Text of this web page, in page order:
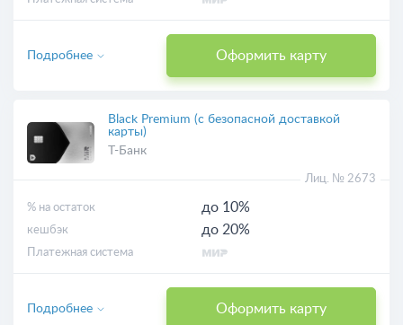
Оформить карту
Подробнее
Black Premium (с безопасной доставкой
карты)
Т-Банк
Лиц. № 2673
% на остаток до 10%
кешбэк до 20%
Платежная система
Оформить карту
Подробнее